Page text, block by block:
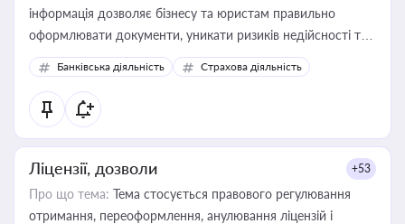
інформація дозволяє бізнесу та юристам правильно
оформлювати документи, уникати ризиків недійсності та
забезпечувати їх належне прийняття органами влади та
контрагентами
Банківська діяльність Страхова діяльність
Ліцензії, дозволи +53
Про що тема: Тема стосується правового регулювання
отримання, переоформлення, анулювання ліцензій і